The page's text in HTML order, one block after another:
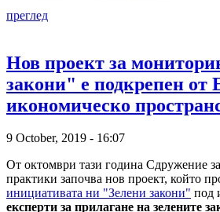
преглед
Нов проект за
закони" е подкрепен от
икономическо
9 October, 2019 - 16:07
От октомври тази година Сдружение
практики започва нов проект, който
инициативата ни "Зелени закони" под
експерти за прилагане на зелените